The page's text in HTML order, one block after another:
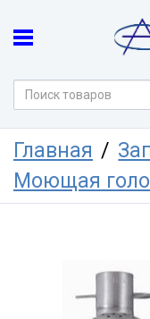
Главная
Моющая